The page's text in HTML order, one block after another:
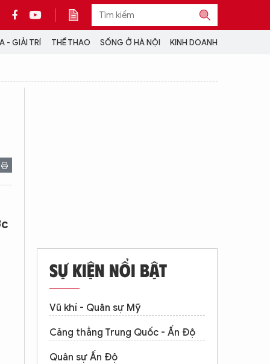
- GIẢI TRÍ THỂ THAO SỐNG Ở HÀ NỘI KINH DOANH
SỰ KIỆN NỔI BẬT
Vũ khí - Quân sự Mỹ
Căng thẳng Trung Quốc - Ấn Độ
Quân sự Ấn Độ